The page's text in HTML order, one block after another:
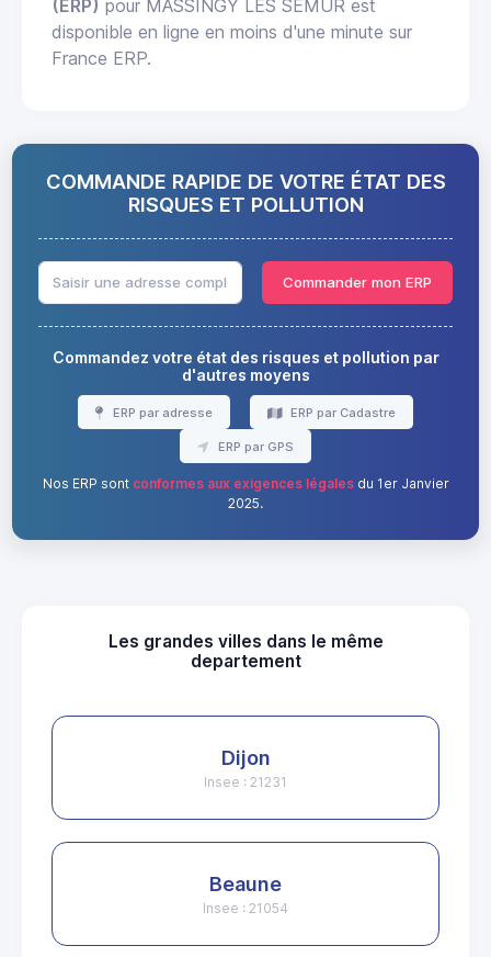
(ERP) pour MASSINGY LES SEMUR est
disponible en ligne en moins d'une minute sur
France ERP.
COMMANDE RAPIDE DE VOTRE ÉTAT DES
RISQUES ET POLLUTION
Commander mon ERP
Commandez votre état des risques et pollution par
d'autres moyens
ERP par adresse ERP par Cadastre
ERP par GPS
Nos ERP sont conformes aux exigences légalesdu 1er Janvier
2025.
Les grandes villes dans le même
departement
Dijon
Insee : 21231
Beaune
Insee : 21054